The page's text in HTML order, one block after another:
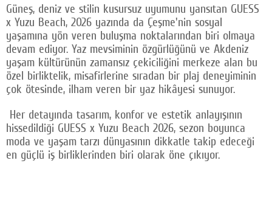
Güneş, deniz ve stilin kusursuz uyumunu yansıtan GUESS
x Yuzu Beach, 2026 yazında da Çeşme'nin sosyal
yaşamına yön veren buluşma noktalarından biri olmaya
devam ediyor. Yaz mevsiminin özgürlüğünü ve Akdeniz
yaşam kültürünün zamansız çekiciliğini merkeze alan bu
özel birliktelik, misafirlerine sıradan bir plaj deneyiminin
çok ötesinde, ilham veren bir yaz hikâyesi sunuyor.
Her detayında tasarım, konfor ve estetik anlayışının
hissedildiği GUESS x Yuzu Beach 2026, sezon boyunca
moda ve yaşam tarzı dünyasının dikkatle takip edeceği
en güçlü iş birliklerinden biri olarak öne çıkıyor.